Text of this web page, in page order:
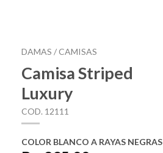
DAMAS /CAMISAS
Camisa Striped
Luxury
COD. 12111
COLOR BLANCO A RAYAS NEGRAS